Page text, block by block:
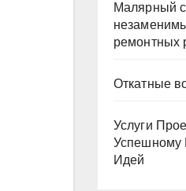
Малярный
ремонтных
Откатные
Услуги
Успешному
Идей